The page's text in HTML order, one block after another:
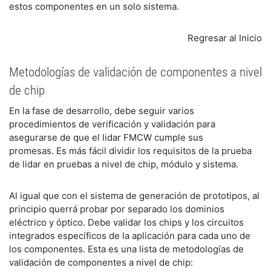
estos componentes en un solo sistema.
Regresar al Inicio
Metodologías de validación de componentes a nivel
de chip
En la fase de desarrollo, debe seguir varios
procedimientos de verificación y validación para
asegurarse de que el lidar FMCW cumple sus
promesas. Es más fácil dividir los requisitos de la prueba
de lidar en pruebas a nivel de chip, módulo y sistema.
Al igual que con el sistema de generación de prototipos, al
principio querrá probar por separado los dominios
eléctrico y óptico. Debe validar los chips y los circuitos
integrados específicos de la aplicación para cada uno de
los componentes. Esta es una lista de metodologías de
validación de componentes a nivel de chip: